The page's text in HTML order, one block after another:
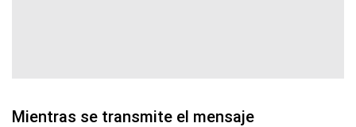
Mientras se transmite el mensaje